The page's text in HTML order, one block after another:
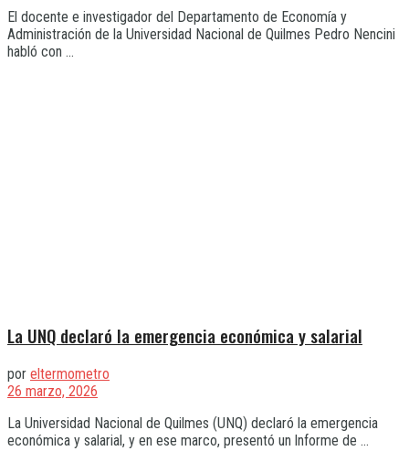
El docente e investigador del Departamento de Economía y
Administración de la Universidad Nacional de Quilmes Pedro Nencini
habló con ...
La UNQ declaró la emergencia económica y salarial
por eltermometro
26 marzo, 2026
La Universidad Nacional de Quilmes (UNQ) declaró la emergencia
económica y salarial, y en ese marco, presentó un lnforme de ...